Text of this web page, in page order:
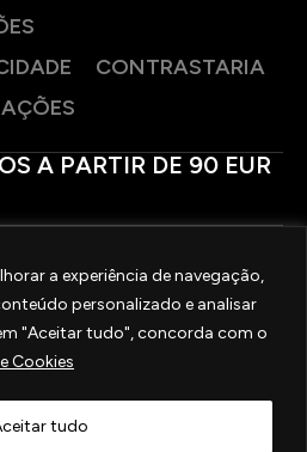
a experiência de navegação,
personalizado e analisar
"Aceitar tudo", concorda com o
Cookies
tudo
CONTRASTARIA
A PARTIR DE 90 EUR